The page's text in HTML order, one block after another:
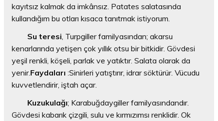
kayıtsız kalmak da imkânsız. Patates salatasında
kullandığım bu otları kısaca tanıtmak istiyorum.
Su teresi , Turpgiller familyasından; akarsu
kenarlarında yetişen çok yıllık otsu bir bitkidir. Gövdesi
yeşil renkli, köşeli, parlak ve yatıktır. Salata olarak da
yenir.Faydaları :Sinirleri yatıştırır, idrar söktürür. Vücudu
kuvvetlendirir, iştah açar.
Kuzukulağı; Karabuğdaygiller familyasındandır.
Gövdesi kabarık çizgili, sulu ve kırmızımsı renklidir. Ok